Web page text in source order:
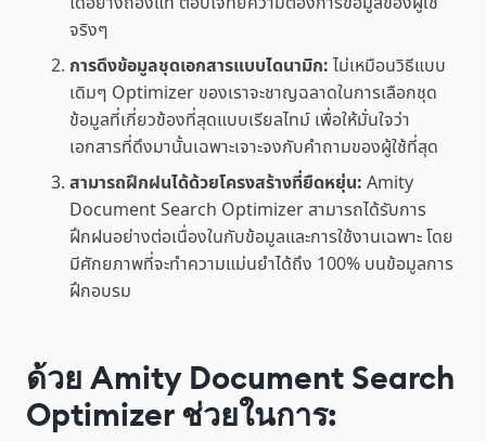
จริงๆ
การดึงข้อมูลชุดเอกสารแบบไดนามิก: ไม่เหมือนวิธีแบบ
เดิมๆ Optimizer ของเราจะชาญฉลาดในการเลือกชุด
ข้อมูลที่เกี่ยวข้องที่สุดแบบเรียลไทม์ เพื่อให้มั่นใจว่า
เอกสารที่ดึงมานั้นเฉพาะเจาะจงกับคำถามของผู้ใช้ที่สุด
สามารถฝึกฝนได้ด้วยโครงสร้างที่ยืดหยุ่น: Amity
Document Search Optimizer สามารถได้รับการ
ฝึกฝนอย่างต่อเนื่องในกับข้อมูลและการใช้งานเฉพาะ โดย
มีศักยภาพที่จะทำความแม่นยำได้ถึง 100% บนข้อมูลการ
ฝึกอบรม
ด้วย Amity Document Search
Optimizer ช่วยในการ: